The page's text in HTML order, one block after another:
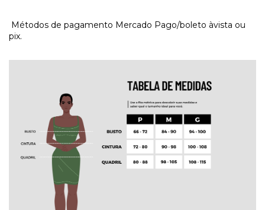
Métodos de pagamento Mercado Pago/boleto àvista ou
pix.